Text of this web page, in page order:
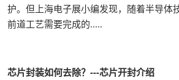
护。但上海电子展小编发现，随着半导体
前道工艺需要完成的.....
芯片封装如何去除？---芯片开封介绍